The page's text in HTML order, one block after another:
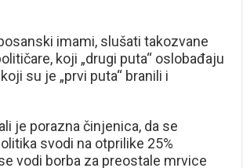
imami, slušati takozvane
koji „drugi puta“ oslobađaju
su je „prvi puta“ branili i
je porazna činjenica, da se
svodi na otprilike 25%
vodi borba za preostale mrvice